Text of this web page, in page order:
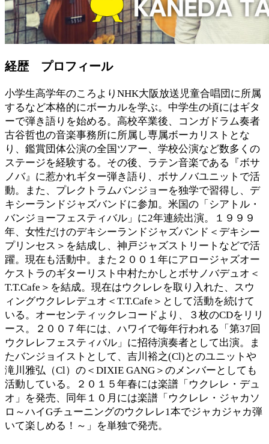
経歴 プロフィール
小学生高学年のころよりNHK大阪放送児童合唱団に所属
するなど本格的にボーカルを学ぶ。中学生の頃にはギタ
ーで弾き語りを始める。高校卒業後、コンガドラム奏者
古谷哲也の音楽事務所に所属し専属ボーカリストとな
り、鑑賞団体公演の全国ツアー、学校公演など数多くの
ステージを経験する。その後、ラテン音楽である『ボサ
ノバ』に惹かれギター弾き語り、ボサノバユニットで活
動。また、プレクトラムバンジョーを独学で習得し、デ
キシーランドジャズバンドに参加。米国の「シアトル・
バンジョーフェスティバル」に2年連続出演。１９９９
年、女性だけのデキシーランドジャズバンド＜デキシー
プリンセス＞を結成し、神戸ジャズストリートなどで活
躍。現在も活動中。また２００１年にアロージャズオー
ケストラのギターリスト中村たかしとボサノバデュオ＜
T.T.Cafe＞を結成。現在はウクレレを取り入れた、スウ
ィングウクレレデュオ＜T.T.Cafe＞として活動を続けて
いる。オーセンティックレコードより、３枚のCDをリリ
ース。２００７年には、ハワイで毎年行われる「第37回
ウクレレフェスティバル」に招待演奏者として出演。ま
たバンジョイストとして、吉川裕之(Cl)とのユニットや
滝川雅弘（Cl）の＜DIXIE GANG＞のメンバーとしても
活動している。２０１５年春には楽譜「ウクレレ・デュ
オ」を発売、同年１０月には楽譜「ウクレレ・ジャカソ
ロ～ハイGチューニングのウクレレ1本でジャカジャカ弾
いて楽しめる！～」を単独で発売。